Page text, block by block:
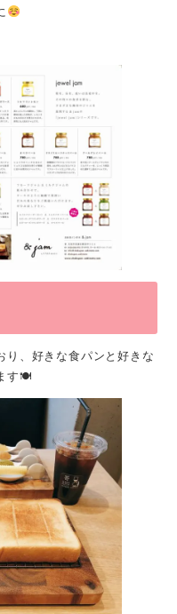
り、好きな食パンと好きな
す🍽